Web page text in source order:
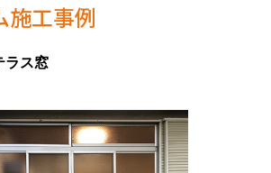
施工事例
ラス窓